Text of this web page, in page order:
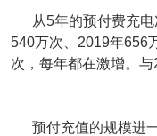
从5年的预付费充电
540万次、2019年656
次，每年都在激增。与
预付充值的规模进